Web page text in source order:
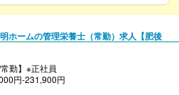
ホームの管理栄養士（常勤）求人【肥後
常勤】※正社員
円-231,900円